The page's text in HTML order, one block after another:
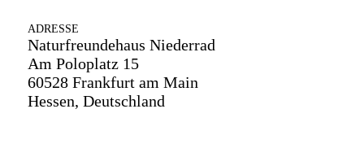
ADRESSE
Naturfreundehaus Niederrad
Am Poloplatz 15
60528 Frankfurt am Main
Hessen, Deutschland